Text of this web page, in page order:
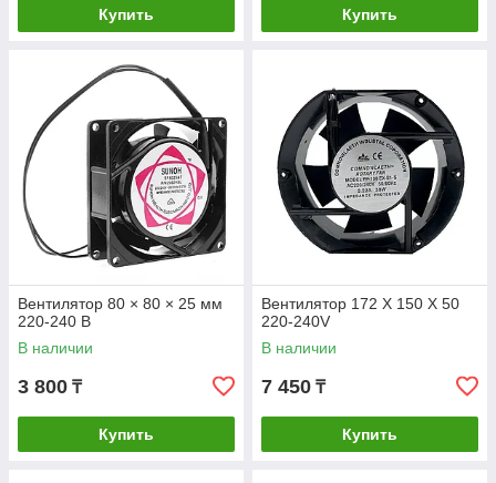
Купить Купить
Вентилятор 80 × 80 × 25 мм
220-240 В
В наличии
3 800 ₸
Купить
Вентилятор 172 Х 150 Х 50
220-240V
В наличии
7 450 ₸
Купить